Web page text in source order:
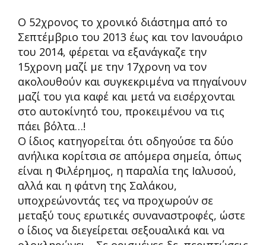
Ο 52χρονος το χρονικό διάστημα από το
Σεπτέμβριο του 2013 έως και τον Ιανουάριο
του 2014, φέρεται να εξανάγκαζε την
15χρονη μαζί με την 17χρονη να τον
ακολουθούν και συγκεκριμένα να πηγαίνουν
μαζί του για καφέ και μετά να εισέρχονται
στο αυτοκίνητό του, προκειμένου να τις
πάει βόλτα…!
Ο ίδιος κατηγορείται ότι οδηγούσε τα δύο
ανήλικα κορίτσια σε απόμερα σημεία, όπως
είναι η Φιλέρημος, η παραλία της Ιαλυσού,
αλλά και η φάτνη της Σαλάκου,
υποχρεώνοντάς τες να προχωρούν σε
μεταξύ τους ερωτικές συναναστροφές, ώστε
ο ίδιος να διεγείρεται σεξουαλικά και να